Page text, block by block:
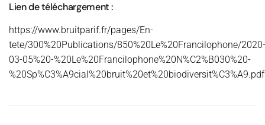
Lien de téléchargement :
https://www.bruitparif.fr/pages/En-
tete/300%20Publications/850%20Le%20Francilophone/2020-
03-05%20-%20Le%20Francilophone%20N%C2%B030%20-
%20Sp%C3%A9cial%20bruit%20et%20biodiversit%C3%A9.pdf